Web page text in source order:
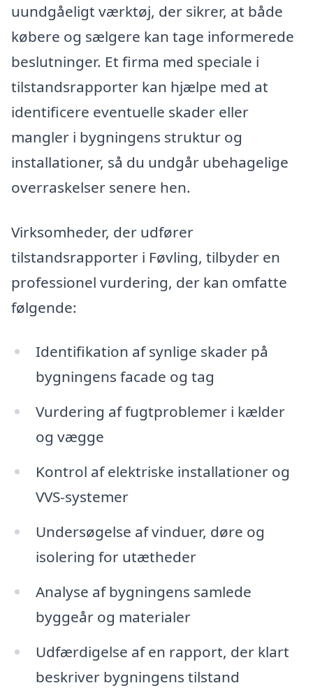
uundgåeligt værktøj, der sikrer, at både
købere og sælgere kan tage informerede
beslutninger. Et firma med speciale i
tilstandsrapporter kan hjælpe med at
identificere eventuelle skader eller
mangler i bygningens struktur og
installationer, så du undgår ubehagelige
overraskelser senere hen.
Virksomheder, der udfører
tilstandsrapporter i Føvling, tilbyder en
professionel vurdering, der kan omfatte
følgende:
Identifikation af synlige skader på
bygningens facade og tag
Vurdering af fugtproblemer i kælder
og vægge
Kontrol af elektriske installationer og
VVS-systemer
Undersøgelse af vinduer, døre og
isolering for utætheder
Analyse af bygningens samlede
byggeår og materialer
Udfærdigelse af en rapport, der klart
beskriver bygningens tilstand